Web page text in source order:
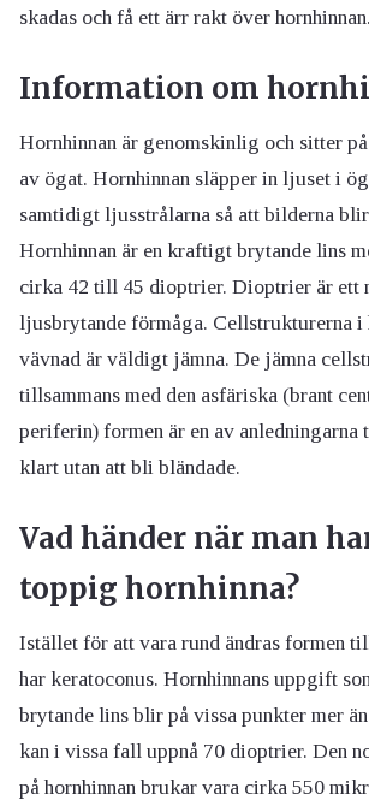
skadas och få ett ärr rakt över hornhinnan.
Information om
Hornhinnan är genomskinlig och sitter
av ögat. Hornhinnan släpper in ljuset i
samtidigt ljusstrålarna så att bilderna
Hornhinnan är en kraftigt brytande lins
cirka 42 till 45 dioptrier. Dioptrier är ett
ljusbrytande förmåga. Cellstrukturerna i
vävnad är väldigt jämna. De jämna
tillsammans med den asfäriska (brant
periferin) formen är en av
klart utan att bli bländade.
Vad händer när man
toppig hornhinna?
Istället för att vara rund ändras formen
har keratoconus. Hornhinnans uppgift
brytande lins blir på vissa punkter mer
kan i vissa fall uppnå 70 dioptrier. Den
på hornhinnan brukar vara cirka 550